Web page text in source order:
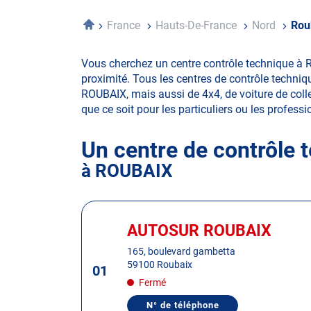
AccueilFrance Hauts-De-France Nord
Vous cherchez un centre contrôle technique à
proximité. Tous les centres de contrôle
ROUBAIX, mais aussi de 4x4, de voiture de
que ce soit pour les particuliers ou les
Un centre de contrôle
à ROUBAIX
Appuyer
ENTRÉE
01
Centre
AUTOSUR ROUBAIX
165, boulevard gambetta
59100 Roubaix
Fermé
N° de téléphone